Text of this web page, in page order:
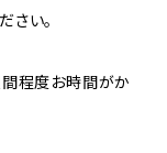
さい。
程度お時間がか